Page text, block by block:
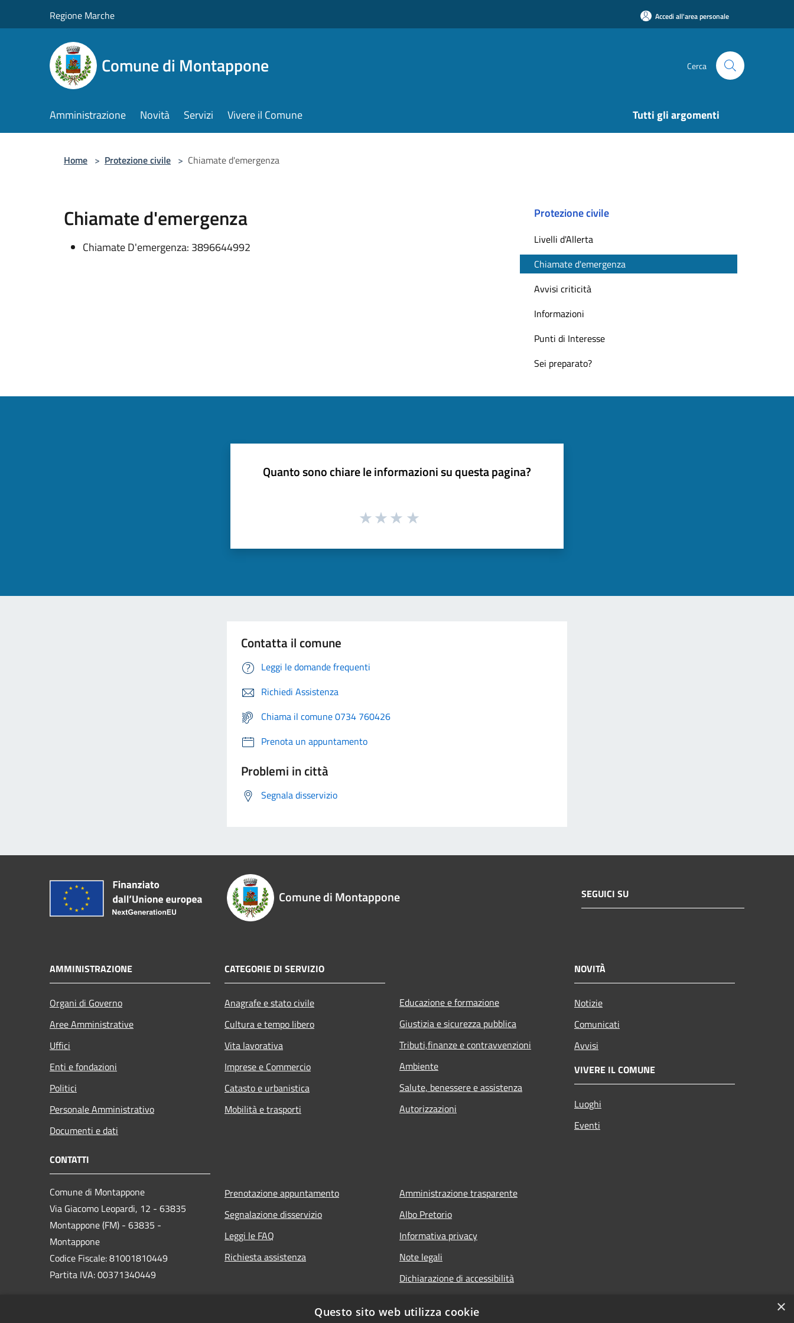
Regione Marche Accedi all'area personale
Comune di Montappone Cerca
Amministrazione Novità Servizi Vivere il Comune Tutti gli argomenti
Home > Protezione civile > Chiamate d'emergenza
Chiamate d'emergenza
Chiamate D'emergenza: 3896644992
Protezione civile
Livelli d'Allerta
Chiamate d'emergenza
Avvisi criticità
Informazioni
Punti di Interesse
Sei preparato?
Quanto sono chiare le informazioni su questa pagina?
Contatta il comune
Leggi le domande frequenti
Richiedi Assistenza
Chiama il comune 0734 760426
Prenota un appuntamento
Problemi in città
Segnala disservizio
Comune di Montappone SEGUICI SU
AMMINISTRAZIONE
Organi di Governo
Aree Amministrative
Uffici
Enti e fondazioni
Politici
Personale Amministrativo
Documenti e dati
CATEGORIE DI SERVIZIO
Anagrafe e stato civile
Cultura e tempo libero
Vita lavorativa
Imprese e Commercio
Catasto e urbanistica
Mobilità e trasporti
Educazione e formazione
Giustizia e sicurezza pubblica
Tributi,finanze e contravvenzioni
Ambiente
Salute, benessere e assistenza
Autorizzazioni
NOVITÀ
Notizie
Comunicati
Avvisi
VIVERE IL COMUNE
Luoghi
Eventi
CONTATTI
Comune di Montappone
Via Giacomo Leopardi, 12 - 63835
Montappone (FM) - 63835 -
Montappone
Codice Fiscale: 81001810449
Partita IVA: 00371340449
Prenotazione appuntamento
Segnalazione disservizio
Leggi le FAQ
Richiesta assistenza
Amministrazione trasparente
Albo Pretorio
Informativa privacy
Note legali
Dichiarazione di accessibilità
×
Questo sito web utilizza cookie